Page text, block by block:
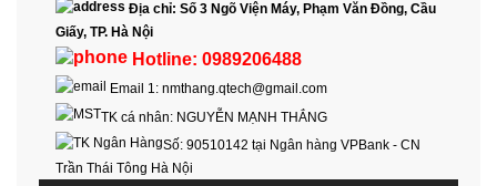
Địa chỉ: Số 3 Ngõ Viện Máy, Phạm Văn Đồng, Cầu
Giấy, TP. Hà Nội
Hotline: 0989206488
Email 1: nmthang.qtech@gmail.com
TK cá nhân: NGUYỄN MẠNH THẮNG
Số: 90510142 tại Ngân hàng VPBank - CN
Trần Thái Tông Hà Nội